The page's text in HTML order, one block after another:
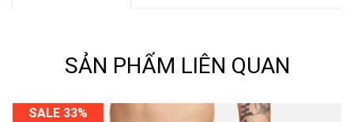
SẢN PHẨM LIÊN QUAN
SALE 33%